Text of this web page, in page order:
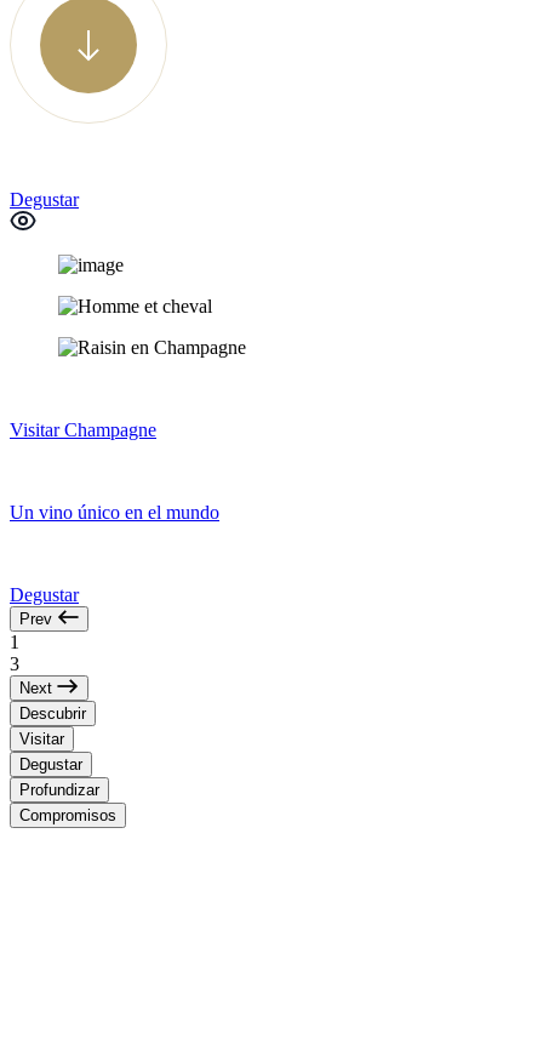
Degustar
Visitar Champagne
Un vino único en el mundo
Degustar
Prev
1
3
Next
Descubrir
Visitar
Degustar
Profundizar
Compromisos